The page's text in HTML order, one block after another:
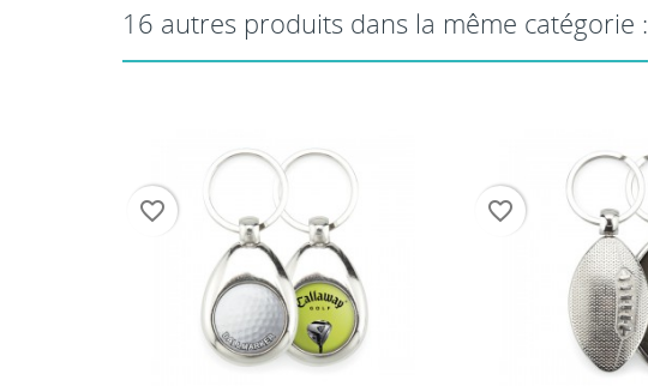
16 autres produits dans la même catégorie :
favorite_border favorite_border